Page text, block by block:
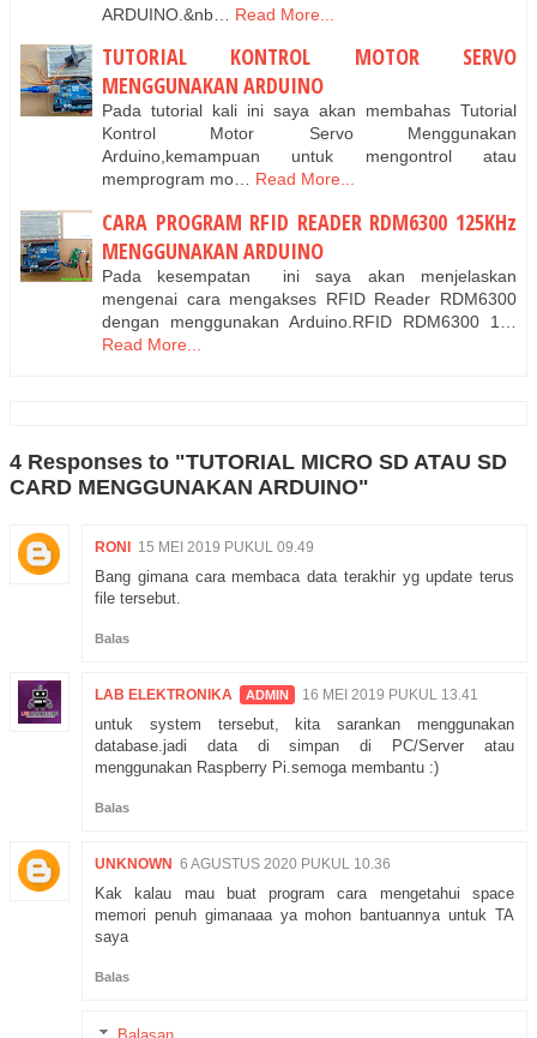
ARDUINO.&nb…
Read More...
TUTORIAL KONTROL MOTOR SERVO
MENGGUNAKAN ARDUINO
Pada tutorial kali ini saya akan membahas Tutorial
Kontrol Motor Servo Menggunakan
Arduino,kemampuan untuk mengontrol atau
memprogram mo… Read More...
CARA PROGRAM RFID READER RDM6300 125KHz
MENGGUNAKAN ARDUINO
Pada kesempatan ini saya akan menjelaskan
mengenai cara mengakses RFID Reader RDM6300
dengan menggunakan Arduino.RFID RDM6300 1…
Read More...
4 Responses to "TUTORIAL MICRO SD ATAU SD
CARD MENGGUNAKAN ARDUINO"
RONI 15 MEI 2019 PUKUL 09.49
Bang gimana cara membaca data terakhir yg update terus
file tersebut.
Balas
LAB ELEKTRONIKA 16 MEI 2019 PUKUL 13.41
untuk system tersebut, kita sarankan menggunakan
database.jadi data di simpan di PC/Server atau
menggunakan Raspberry Pi.semoga membantu :)
Balas
UNKNOWN 6 AGUSTUS 2020 PUKUL 10.36
Kak kalau mau buat program cara mengetahui space
memori penuh gimanaaa ya mohon bantuannya untuk TA
saya
Balas